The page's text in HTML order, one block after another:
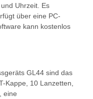
Uhrzeit. Es
über eine PC-
kann kostenlos
GL44 sind das
Kappe, 10 Lanzetten,
eine